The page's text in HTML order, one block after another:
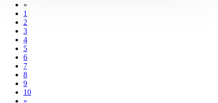
«
1
2
3
4
5
6
7
8
9
10
»